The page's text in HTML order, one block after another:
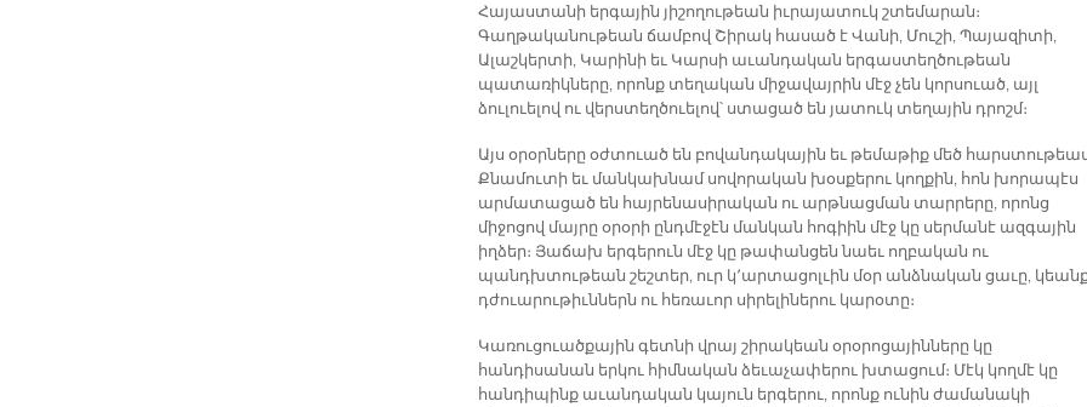
Հայաստանի երգային յիշողութեան իւրայատուկ շտեմարան։
Գաղթականութեան ճամբով Շիրակ հասած է Վանի, Մուշի, Պայազիտի,
Ալաշկերտի, Կարինի եւ Կարսի աւանդական երգաստեղծութեան
պատառիկները, որոնք տեղական միջավայրին մէջ չեն կորսուած, այլ
ձուլուելով ու վերստեղծուելով՝ ստացած են յատուկ տեղային դրոշմ։
Այս օրօրները օժտուած են բովանդակային եւ թեմաթիք մեծ
Քնամուտի եւ մանկախնամ սովորական խօսքերու կողքին, հոն խորապէս
արմատացած են հայրենասիրական ու արթնացման տարրերը, որոնց
միջոցով մայրը օրօրի ընդմէջէն մանկան հոգիին մէջ կը սերմանէ ազգային
իղձեր։ Յաճախ երգերուն մէջ կը թափանցեն նաեւ ողբական ու
պանդխտութեան շեշտեր, ուր կ՚արտացոլւին մօր անձնական ցաւը,
դժուարութիւններն ու հեռաւոր սիրելիներու կարօտը։
Կառուցուածքային գետնի վրայ շիրակեան օրօրոցայինները կը
հանդիսանան երկու հիմնական ձեւաչափերու խտացում։ Մէկ կողմէ կը
հանդիպինք աւանդական կայուն երգերու, որոնք ունին ժամանակի